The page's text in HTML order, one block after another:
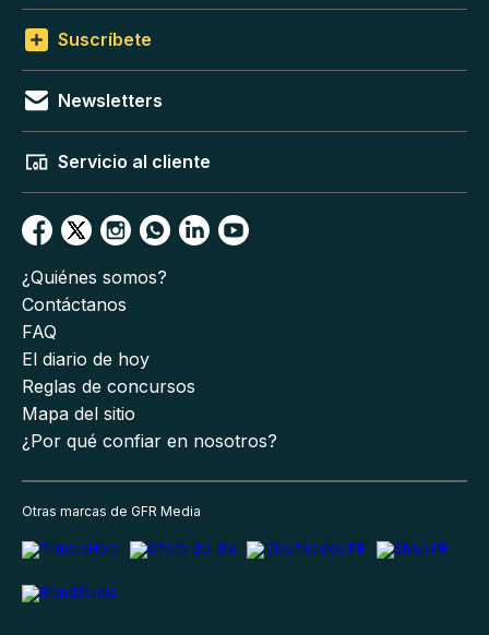
Suscríbete
Newsletters
Servicio al cliente
¿Quiénes somos?
Contáctanos
FAQ
El diario de hoy
Reglas de concursos
Mapa del sitio
¿Por qué confiar en nosotros?
Otras marcas de GFR Media